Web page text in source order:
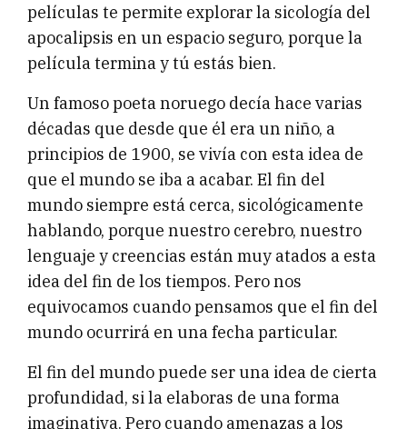
películas te permite explorar la sicología del
apocalipsis en un espacio seguro, porque la
película termina y tú estás bien.
Un famoso poeta noruego decía hace varias
décadas que desde que él era un niño, a
principios de 1900, se vivía con esta idea de
que el mundo se iba a acabar. El fin del
mundo siempre está cerca, sicológicamente
hablando, porque nuestro cerebro, nuestro
lenguaje y creencias están muy atados a esta
idea del fin de los tiempos. Pero nos
equivocamos cuando pensamos que el fin del
mundo ocurrirá en una fecha particular.
El fin del mundo puede ser una idea de cierta
profundidad, si la elaboras de una forma
imaginativa. Pero cuando amenazas a los